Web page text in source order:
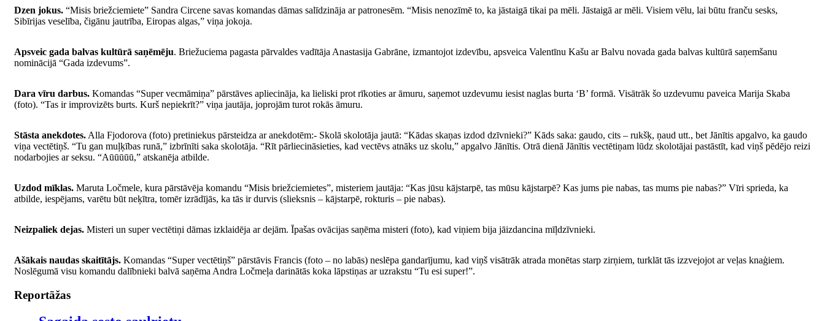
Dzen jokus. “Misis briežciemiete” Sandra Circene savas komandas dāmas salīdzināja ar patronesēm. “Misis nenozīmē to, ka jāstaigā tikai pa mēli. Jāstaigā ar mēli. Visiem vēlu, lai būtu franču sesks,
Sibīrijas veselība, čigānu jautrība, Eiropas algas,” viņa jokoja.
Apsveic gada balvas kultūrā saņēmēju. Briežuciema pagasta pārvaldes vadītāja Anastasija Gabrāne, izmantojot izdevību, apsveica Valentīnu Kašu ar Balvu novada gada balvas kultūrā saņemšanu
nominācijā “Gada izdevums”.
Dara vīru darbus. Komandas “Super vecmāmiņa” pārstāves apliecināja, ka lieliski prot rīkoties ar āmuru, saņemot uzdevumu iesist naglas burta ‘B’ formā. Visātrāk šo uzdevumu paveica Marija Skaba
(foto). “Tas ir improvizēts burts. Kurš nepiekrīt?” viņa jautāja, joprojām turot rokās āmuru.
Stāsta anekdotes. Alla Fjodorova (foto) pretiniekus pārsteidza ar anekdotēm:- Skolā skolotāja jautā: “Kādas skaņas izdod dzīvnieki?” Kāds saka: gaudo, cits – rukšķ, ņaud utt., bet Jānītis apgalvo, ka gaudo
viņa vectētiņš. “Tu gan muļķības runā,” izbrīnīti saka skolotāja. “Rīt pārliecināsieties, kad vectēvs atnāks uz skolu,” apgalvo Jānītis. Otrā dienā Jānītis vectētiņam lūdz skolotājai pastāstīt, kad viņš pēdējo reizi
nodarbojies ar seksu. “Aūūūūū,” atskanēja atbilde.
Uzdod mīklas. Maruta Ločmele, kura pārstāvēja komandu “Misis briežciemietes”, misteriem jautāja: “Kas jūsu kājstarpē, tas mūsu kājstarpē? Kas jums pie nabas, tas mums pie nabas?” Vīri sprieda, ka
atbilde, iespējams, varētu būt neķītra, tomēr izrādījās, ka tās ir durvis (slieksnis – kājstarpē, rokturis – pie nabas).
Neizpaliek dejas. Misteri un super vectētiņi dāmas izklaidēja ar dejām. Īpašas ovācijas saņēma misteri (foto), kad viņiem bija jāizdancina mīļdzīvnieki.
Ašākais naudas skaitītājs. Komandas “Super vectētiņš” pārstāvis Francis (foto – no labās) neslēpa gandarījumu, kad viņš visātrāk atrada monētas starp zirņiem, turklāt tās izzvejojot ar veļas knaģiem.
Noslēgumā visu komandu dalībnieki balvā saņēma Andra Ločmeļa darinātās koka lāpstiņas ar uzrakstu “Tu esi super!”.
Reportāžas